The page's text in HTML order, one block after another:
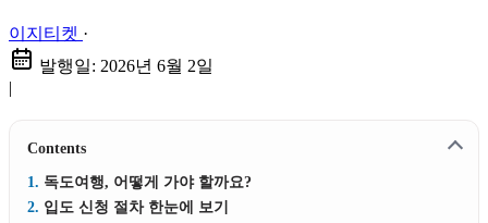
이지티켓 ·
발행일: 2026년 6월 2일
|
Contents
독도여행, 어떻게 가야 할까요?
입도 신청 절차 한눈에 보기